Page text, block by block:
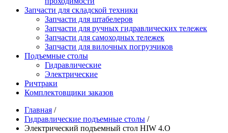
Запчасти для складской техники
Запчасти для штабелеров
Запчасти для ручных гидравлических тележек
Запчасти для самоходных тележек
Запчасти для вилочных погрузчиков
Подъемные столы
Гидравлические
Электрические
Ричтраки
Комплектовщики заказов
Главная /
Гидравлические подъемные столы /
Электрический подъемный стол HIW 4.O